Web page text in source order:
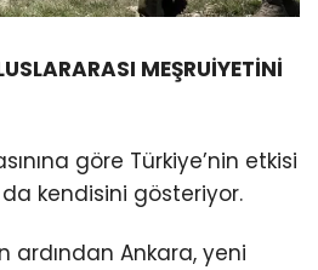
MEŞRUİYETİNİ
göre Türkiye’nin etkisi
kendisini gösteriyor.
ardından Ankara, yeni